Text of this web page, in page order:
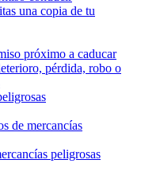
una copia de tu
próximo a caducar
pérdida, robo o
de mercancías
peligrosas